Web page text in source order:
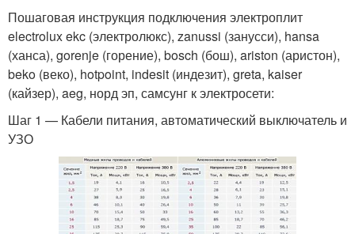
Пошаговая инструкция подключения электроплит
electrolux ekc (электролюкс), zanussi (занусси), hansa
(ханса), gorenje (горение), bosch (бош), ariston (аристон),
beko (веко), hotpoint, indesit (индезит), greta, kaiser
(кайзер), aeg, норд эп, самсунг к электросети:
Шаг 1 — Кабели питания, автоматический выключатель и
УЗО